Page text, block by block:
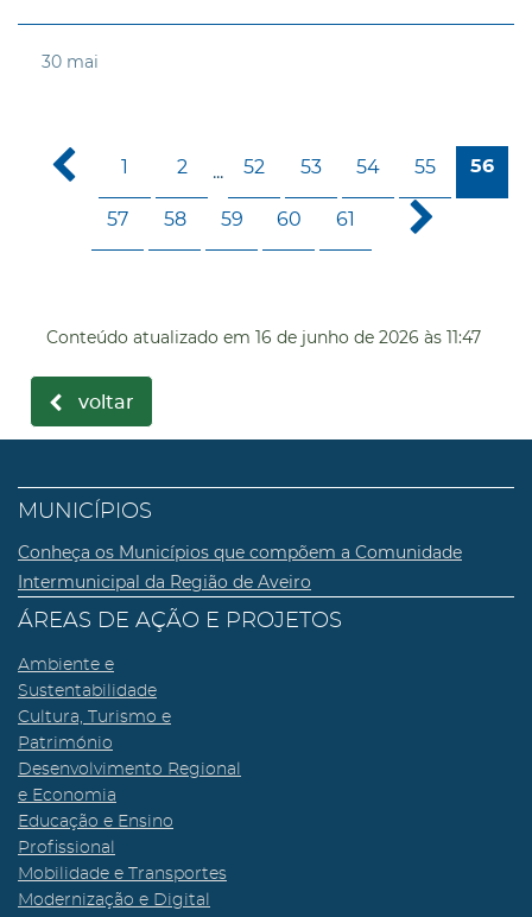
30 mai
1 2 ... 52 53 54 55 56
57 58 59 60 61
Conteúdo atualizado em 16 de junho de 2026 às 11:47
voltar
MUNICÍPIOS
Conheça os Municípios que compõem a Comunidade
Intermunicipal da Região de Aveiro
ÁREAS DE AÇÃO E PROJETOS
Ambiente e
Sustentabilidade
Cultura, Turismo e
Património
Desenvolvimento Regional
e Economia
Educação e Ensino
Profissional
Mobilidade e Transportes
Modernização e Digital